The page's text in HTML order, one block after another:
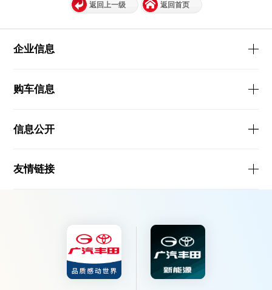
返回上一级 返回首页
企业信息
购车信息
信息公开
友情链接